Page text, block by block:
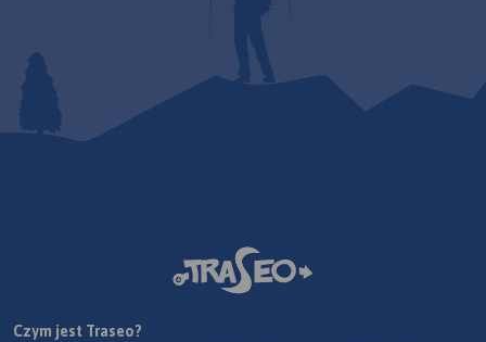
Czym jest Traseo?